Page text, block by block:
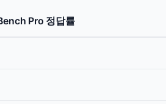
Pro 정답률